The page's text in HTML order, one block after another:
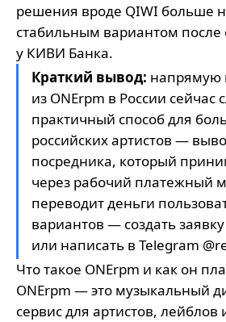
решения вроде QIWI больше
стабильным вариантом после
у КИВИ Банка.
Краткий вывод: напрямую
из ONErpm в России
практичный способ для
российских артистов —
посредника, который
через рабочий платежный
переводит деньги
вариантов — создать
или написать в Telegram
Что такое ONErpm и как он
ONErpm — это музыкальный
сервис для артистов, лейблов